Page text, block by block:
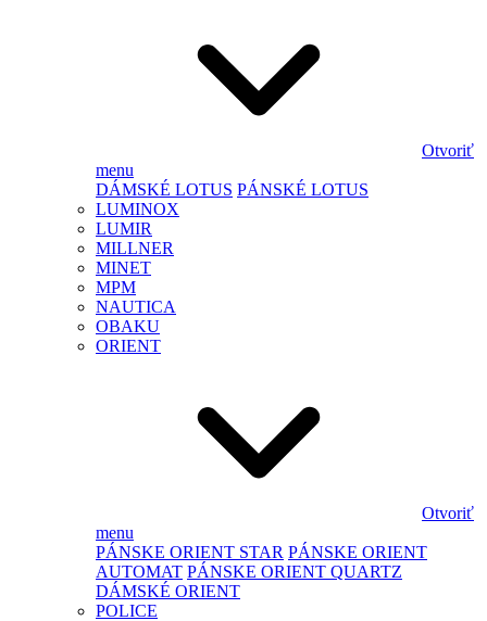
Otvoriť
menu
DÁMSKÉ LOTUS PÁNSKÉ LOTUS
LUMINOX
LUMIR
MILLNER
MINET
MPM
NAUTICA
OBAKU
ORIENT
Otvoriť
menu
PÁNSKE ORIENT STAR PÁNSKE ORIENT
AUTOMAT PÁNSKE ORIENT QUARTZ
DÁMSKÉ ORIENT
POLICE